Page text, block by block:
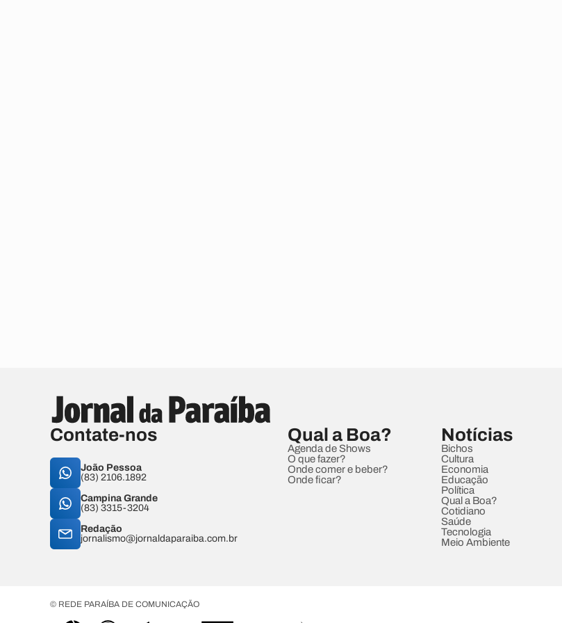
Contate-nos
João Pessoa
(83) 2106.1892
Campina Grande
(83) 3315-3204
Redação
jornalismo@jornaldaparaiba.com.br
Qual a Boa?
Agenda de Shows
O que fazer?
Onde comer e beber?
Onde ficar?
Notícias
Bichos
Cultura
Economia
Educação
Política
Qual a Boa?
Cotidiano
Saúde
Tecnologia
Meio Ambiente
© REDE PARAÍBA DE COMUNICAÇÃO